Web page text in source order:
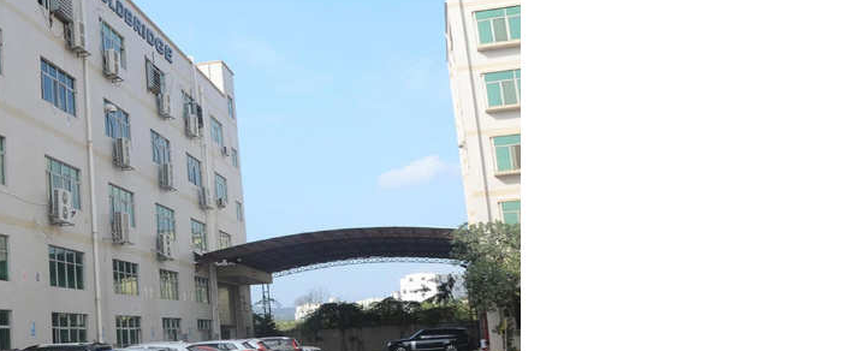
Kengele
Fikia Kadi za Kudhibiti
Visomaji vya Kadi ya
Kudhibiti Ufikiaji
Chagua Bidhaa
Bidhaa za Kuuza
Moto
RFID Kadi /NFC Tag